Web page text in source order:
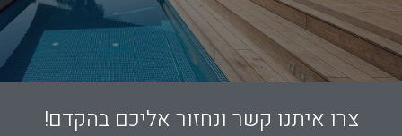
צרו איתנו קשר ונחזור אליכם בהקדם!